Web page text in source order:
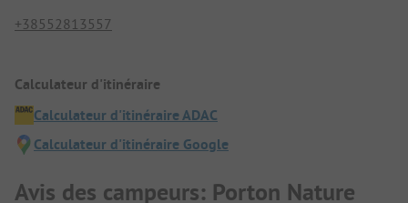
+38552813557
Calculateur d'itinéraire
Calculateur d'itinéraire ADAC
Calculateur d'itinéraire Google
Avis des campeurs: Porton Nature